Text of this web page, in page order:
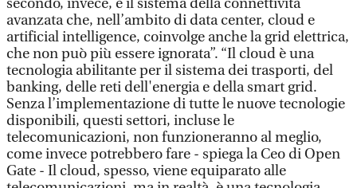
secondo, invece, è il sistema della connettività
avanzata che, nell’ambito di data center, cloud e
artificial intelligence, coinvolge anche la grid elettrica,
che non può più essere ignorata”. “Il cloud è una
tecnologia abilitante per il sistema dei trasporti, del
banking, delle reti dell'energia e della smart grid.
Senza l’implementazione di tutte le nuove tecnologie
disponibili, questi settori, incluse le
telecomunicazioni, non funzioneranno al meglio,
come invece potrebbero fare - spiega la Ceo di Open
Gate - Il cloud, spesso, viene equiparato alle